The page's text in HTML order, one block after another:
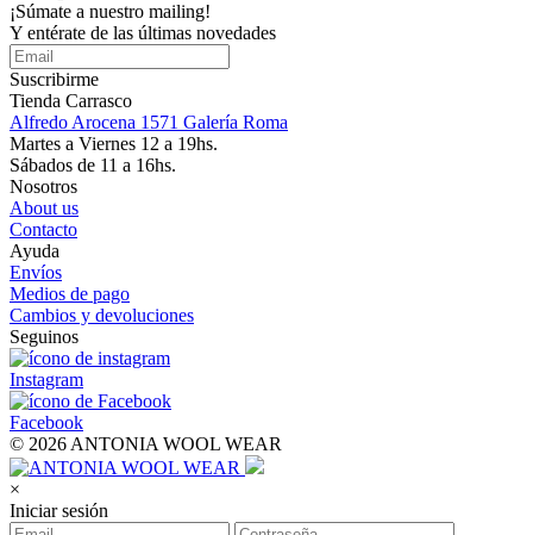
¡Súmate a nuestro mailing!
Y entérate de las últimas novedades
Suscribirme
Tienda Carrasco
Alfredo Arocena 1571 Galería Roma
Martes a Viernes 12 a 19hs.
Sábados de 11 a 16hs.
Nosotros
About us
Contacto
Ayuda
Envíos
Medios de pago
Cambios y devoluciones
Seguinos
Instagram
Facebook
© 2026 ANTONIA WOOL WEAR
×
Iniciar sesión